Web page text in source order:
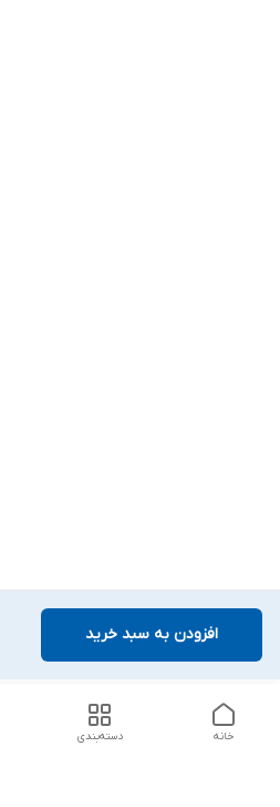
افزودن به سبد خرید
دسته‌بندی خانه